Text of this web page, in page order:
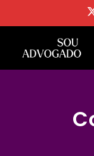
conteúdo